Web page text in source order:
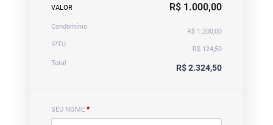
VALOR R$ 1.000,00
Condomínio
R$ 1.200,00
IPTU
R$ 124,50
Total
R$ 2.324,50
SEU NOME *